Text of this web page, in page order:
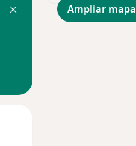
Ampliar mapa